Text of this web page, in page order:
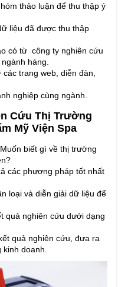
thảo luận để thu thập ý
liệu đã được thu thập
có từ công ty nghiên cứu
hàng.
trang web, diễn đàn,
nghiệp cùng ngành.
Cứu Thị Trường
Mỹ Viện Spa
biết gì về thị trường
các phương pháp tốt nhất
loại và diễn giải dữ liệu để
quả nghiên cứu dưới dạng
quả nghiên cứu, đưa ra
doanh.